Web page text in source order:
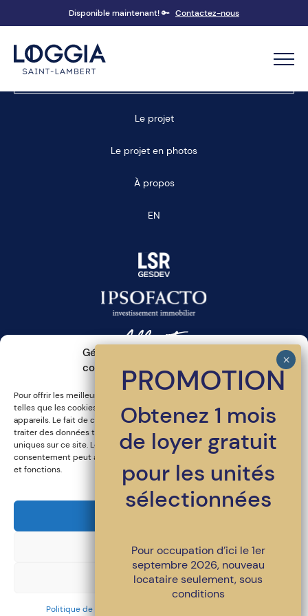
Gérer le consentement aux
cookies
Pour offrir les meilleures expériences, nous utilisons des technologies
telles que les cookies pour stocker et/ou accéder aux informations des
appareils. Le fait de consentir à ces technologies nous permettra de
traiter des données telles que le comportement de navigation ou les ID
uniques sur ce site. Le fait de ne pas consentir ou de retirer son
consentement peut avoir un effet négatif sur certaines caractéristiques
et fonctions.
Refuser
Voir les préférences
Politique de protection des renseignements personnels
Disponible maintenant! 🔑 Contactez-nous
Le projet
Le projet en photos
À propos
EN
Inscrivez-vous a l'infolettre
LSR GesDev. Ensemble pour un milieu de vie
supérieur.
Politique de confidentialité et mentions légales
PROMOTION
Obtenez 1 mois
de loyer gratuit
pour les unités
sélectionnées
Pour occupation d’ici le 1er
septembre 2026, nouveau
locataire seulement, sous
conditions